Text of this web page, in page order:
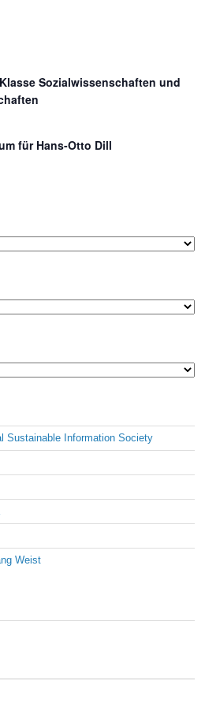
Sozialwissenschaften und
für Hans-Otto Dill
Sustainable Information Society
Weist